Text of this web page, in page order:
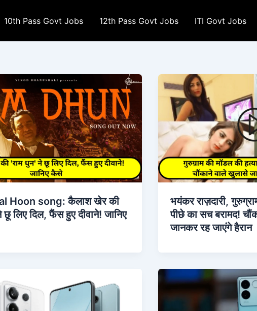
10th Pass Govt Jobs 12th Pass Govt Jobs ITI Govt Jobs
Hoon song: कैलाश खेर की
छू लिए दिल, फैंस हुए दीवाने! जानिए
भयंकर राज़दारी,
पीछे का सच बरामद!
जानकर रह जाएंगे हैरान